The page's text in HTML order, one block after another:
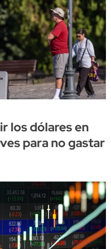
los dólares en
para no gastar